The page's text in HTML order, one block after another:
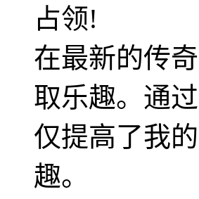
占领!
在最新的传
取乐趣。通
仅提高了我
趣。